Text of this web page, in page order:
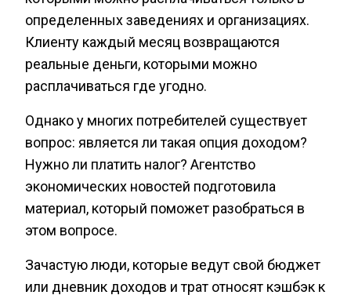
определенных заведениях и организациях.
Клиенту каждый месяц возвращаются
реальные деньги, которыми можно
расплачиваться где угодно.
Однако у многих потребителей существует
вопрос: является ли такая опция доходом?
Нужно ли платить налог? Агентство
экономических новостей подготовила
материал, который поможет разобраться в
этом вопросе.
Зачастую люди, которые ведут свой бюджет
или дневник доходов и трат относят кэшбэк к